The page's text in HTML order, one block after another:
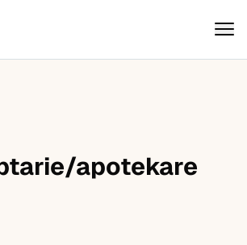
apotekare